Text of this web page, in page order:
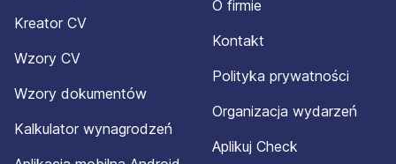
Kreator CV
Wzory CV
Wzory dokumentów
Kalkulator wynagrodzeń
O firmie
Kontakt
Polityka prywatności
Organizacja wydarzeń
Aplikuj Check